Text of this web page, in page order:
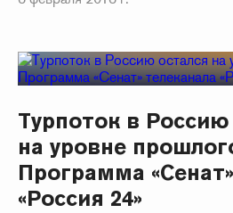
Турпоток в Россию
на уровне
Программа
«Россия 24»